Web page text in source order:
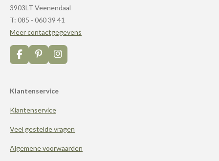
3903LT Veenendaal
T: 085 - 060 39 41
Meer contactgegevens
F
a
b
o
P
i
e
e
t
I
n
a
m
Klantenservice
Klantenservice
Veel gestelde vragen
Algemene voorwaarden